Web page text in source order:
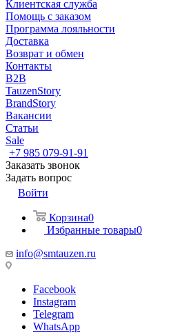
Клиентская служба
Помощь с заказом
Программа лояльности
Доставка
Возврат и обмен
Контакты
B2B
TauzenStory
BrandStory
Вакансии
Статьи
Sale
+7 985 079-91-91
Заказать звонок
Задать вопрос
Войти
Корзина0
Избранные товары0
info@smtauzen.ru
Facebook
Instagram
Telegram
WhatsApp